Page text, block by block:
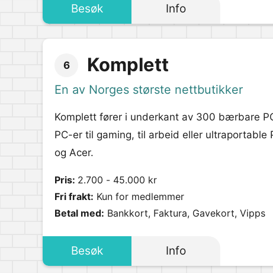
Besøk Info
6 Komplett
En av Norges største nettbutikker
Komplett fører i underkant av 300 bærbare
PC-er til gaming, til arbeid eller ultraportable
og Acer.
Pris: 2.700 - 45.000 kr
Fri frakt: Kun for medlemmer
Betal med: Bankkort, Faktura, Gavekort, Vipps
Besøk Info